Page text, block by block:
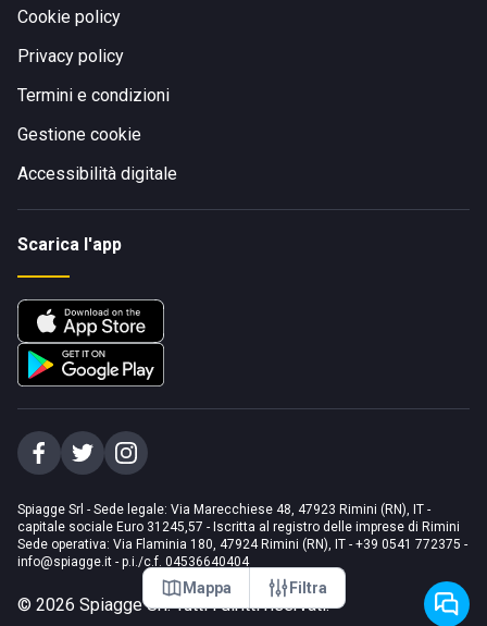
Mappa Filtra
Cookie policy
Privacy policy
Termini e condizioni
Gestione cookie
Accessibilità digitale
Scarica l'app
Spiagge Srl - Sede legale: Via Marecchiese 48, 47923 Rimini (RN), IT -
capitale sociale Euro 31245,57 - Iscritta al registro delle imprese di Rimini
Sede operativa: Via Flaminia 180, 47924 Rimini (RN), IT - +39 0541 772375 -
info@spiagge.it - p.i./c.f. 04536640404
© 2026 Spiagge Srl. Tutti i diritti riservati.